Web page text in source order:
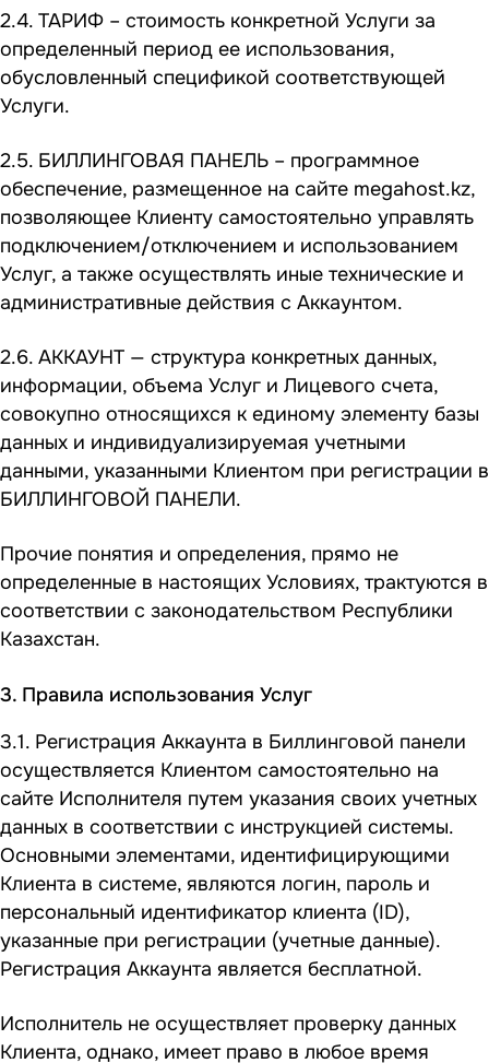
2.4. ТАРИФ – стоимость конкретной Услуги за
определенный период ее использования,
обусловленный спецификой соответствующей
Услуги.
2.5. БИЛЛИНГОВАЯ ПАНЕЛЬ – программное
обеспечение, размещенное на сайте megahost.kz,
позволяющее Клиенту самостоятельно управлять
подключением/отключением и использованием
Услуг, а также осуществлять иные технические и
административные действия с Аккаунтом.
2.6. АККАУНТ — структура конкретных данных,
информации, объема Услуг и Лицевого счета,
совокупно относящихся к единому элементу базы
данных и индивидуализируемая учетными
данными, указанными Клиентом при регистрации в
БИЛЛИНГОВОЙ ПАНЕЛИ.
Прочие понятия и определения, прямо не
определенные в настоящих Условиях, трактуются в
соответствии с законодательством Республики
Казахстан.
3. Правила использования Услуг
3.1. Регистрация Аккаунта в Биллинговой панели
осуществляется Клиентом самостоятельно на
сайте Исполнителя путем указания своих учетных
данных в соответствии с инструкцией системы.
Основными элементами, идентифицирующими
Клиента в системе, являются логин, пароль и
персональный идентификатор клиента (ID),
указанные при регистрации (учетные данные).
Регистрация Аккаунта является бесплатной.
Исполнитель не осуществляет проверку данных
Клиента, однако, имеет право в любое время